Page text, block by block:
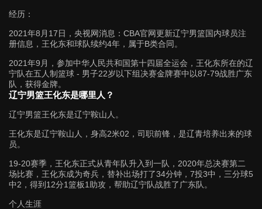
经历：
2021年8月17日，央视网消息：CBA官网更新辽宁男篮国内球员注
册信息，王化东和球队续约4年，属于B类合同。
2021年9月，参加中华人民共和国第十四届全运会，王化东所在的辽
宁队在五人制篮球 - 男子22岁以下组决赛金牌赛中以87-79战胜广东
队，获得金牌。
辽宁男篮王化东是哪里人？
辽宁男篮王化东是辽宁鞍山人。
王化东是辽宁鞍山人，身高2米02，司职前锋，是辽青培养出来的球
员。
19-20赛季，王化东正式从青年队升入到一队，2020年总决赛第二
场比赛，王化东成为奇兵，替补出场打了34分钟，7投3中，三分球5
中2，得到12分1篮板1助攻，帮助辽宁队战胜了广东队。
个人生涯